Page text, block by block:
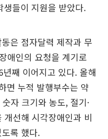
들이 지원을 받았다.
은 점자달력 제작과 무
애인의 요청을 계기로
째 이어지고 있다. 올해
면 누적 발행부수는 약
자 크기와 농도, 절기·
개선해 시각장애인과 비
록 했다.